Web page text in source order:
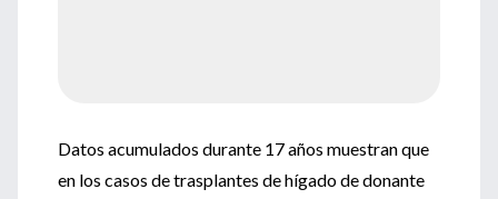
Datos acumulados durante 17 años muestran que
en los casos de trasplantes de hígado de donante